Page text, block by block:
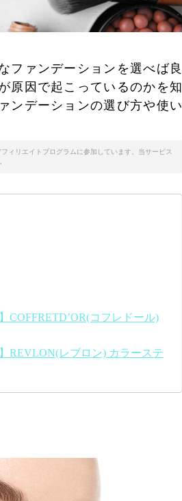
ファンデーションを選べば良
原因で起こっているのかを知
ンデーションの選び方や使い
ィリエイトプログラムに参加しています。当サービス
COFFRETD’OR(コフレドール)
REVLON(レブロン) カラーステ